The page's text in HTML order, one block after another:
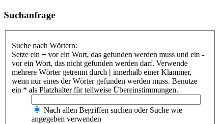
Suchanfrage
Suche nach Wörtern:
Setze ein + vor ein Wort, das gefunden werden muss und ein -
vor ein Wort, das nicht gefunden werden darf. Verwende
mehrere Wörter getrennt durch | innerhalb einer Klammer,
wenn nur eines der Wörter gefunden werden muss. Benutze
ein * als Platzhalter für teilweise Übereinstimmungen.
Nach allen Begriffen suchen oder Suche wie
angegeben verwenden